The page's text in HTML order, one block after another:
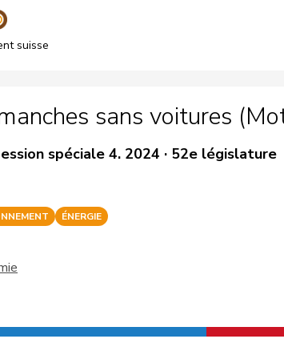
suisse
sans voitures
spéciale 4. 2024 · 52e législature
ÉNERGIE